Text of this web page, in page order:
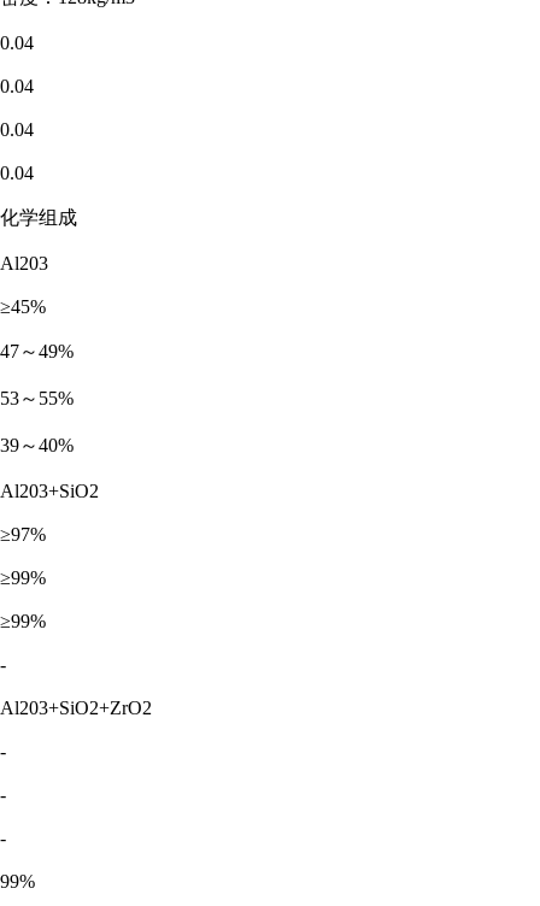
0.04
0.04
0.04
0.04
化学组成
Al203
≥45%
47～49%
53～55%
39～40%
Al203+SiO2
≥97%
≥99%
≥99%
-
Al203+SiO2+ZrO2
-
-
-
99%